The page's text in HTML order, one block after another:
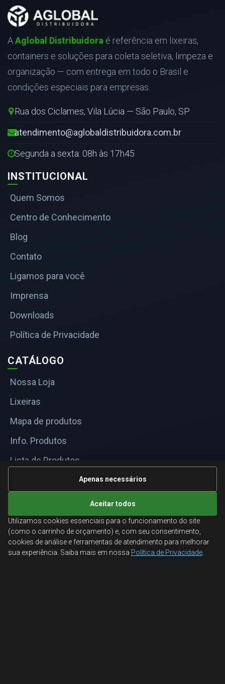
AAglobal Distribuidora é referência em lixeiras,
containers e soluções para coleta seletiva, limpeza e
organização — com entrega em todo o Brasil e
condições especiais para empresas.
Rua dos Ciclames, Vila Lúcia — São Paulo, SP
atendimento@aglobaldistribuidora.com.br
Segunda a sexta: 08h às 17h45
INSTITUCIONAL
Quem Somos
Centro de Conhecimento
Blog
Contato
Ligamos para você
Imprensa
Downloads
Política de Privacidade
CATÁLOGO
Nossa Loja
Lixeiras
Mapa de produtos
Info. Produtos
Lista de Produtos
Informações Técnicas
ATENDIMENTO
Orçamentos corporativos, condições para empresas
e suporte especializado.
Apenas necessários
Aceitar todos
Utilizamos cookies essenciais para o funcionamento do site
(como o carrinho de orçamento) e, com seu consentimento,
cookies de análise e ferramentas de atendimento para melhorar
sua experiência. Saiba mais em nossa Política de Privacidade